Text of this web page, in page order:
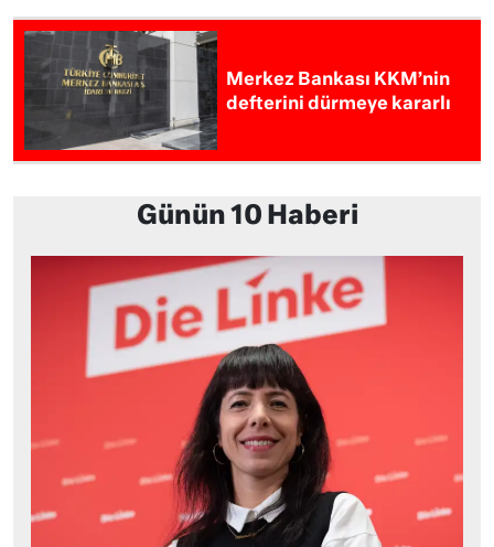
Merkez Bankası KKM’nin
defterini dürmeye kararlı
Günün 10 Haberi